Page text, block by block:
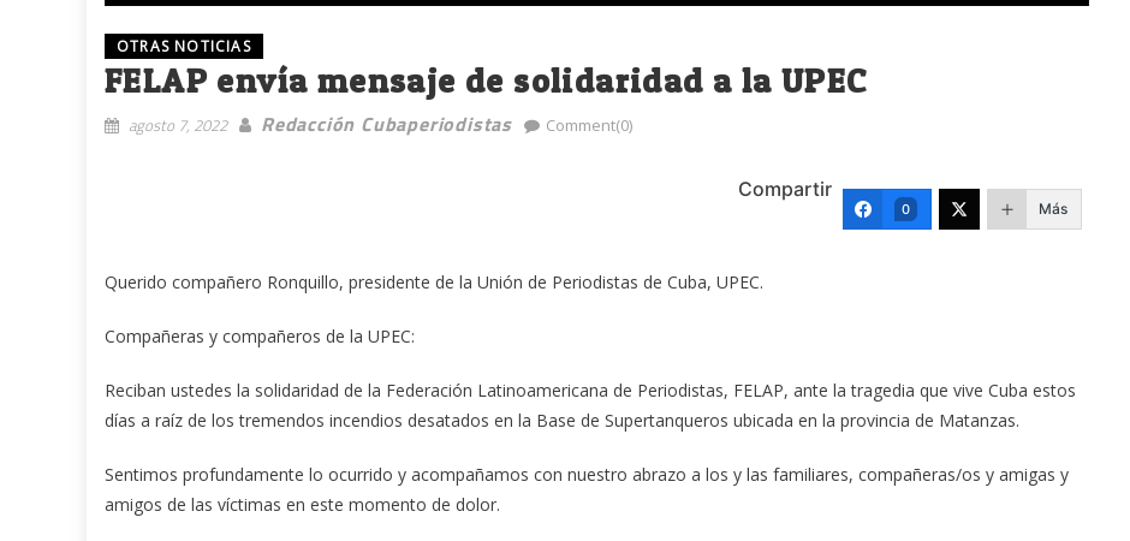
OTRAS NOTICIAS
FELAP envía mensaje de solidaridad a la UPEC
agosto 7, 2022 Redacción Cubaperiodistas Comment(0)
Compartir
0 Más
Querido compañero Ronquillo, presidente de la Unión de Periodistas de Cuba, UPEC.
Compañeras y compañeros de la UPEC:
Reciban ustedes la solidaridad de la Federación Latinoamericana de Periodistas, FELAP, ante la tragedia que vive Cuba estos
días a raíz de los tremendos incendios desatados en la Base de Supertanqueros ubicada en la provincia de Matanzas.
Sentimos profundamente lo ocurrido y acompañamos con nuestro abrazo a los y las familiares, compañeras/os y amigas y
amigos de las víctimas en este momento de dolor.